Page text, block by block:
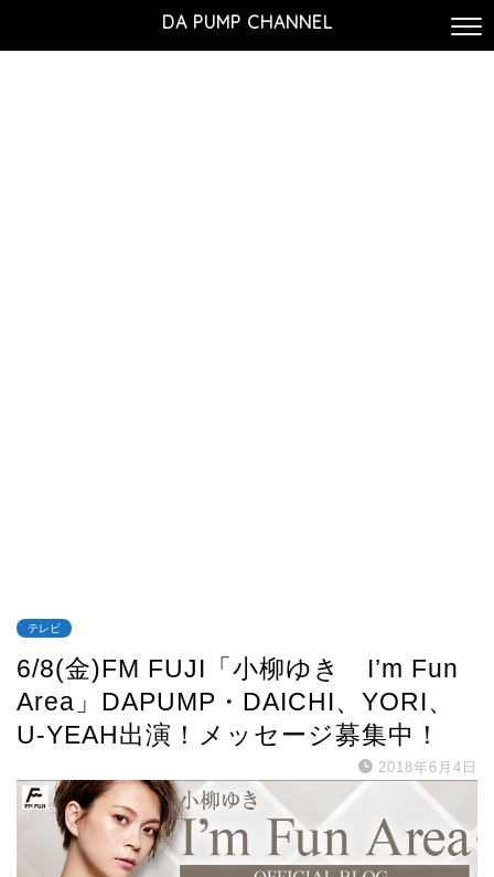
DA PUMP CHANNEL
テレビ
6/8(金)FM FUJI「小柳ゆき I’m Fun
Area」DAPUMP・DAICHI、YORI、
U-YEAH出演！メッセージ募集中！
2018年6月4日